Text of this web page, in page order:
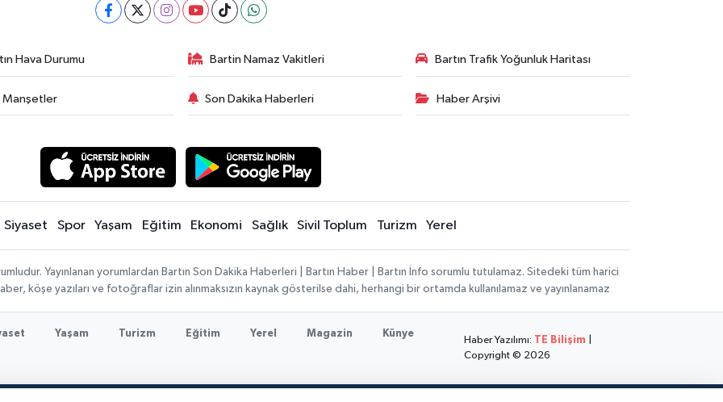
Hava Durumu Bartin Namaz Vakitleri Bartın Trafik Yoğunluk Haritası
Manşetler Son Dakika Haberleri Haber Arşivi
Siyaset Spor Yaşam Eğitim Ekonomi Sağlık Sivil Toplum Turizm Yerel
Yayınlanan yorumlardan Bartın Son Dakika Haberleri | Bartın Haber | Bartın İnfo sorumlu tutulamaz. Sitedeki tüm harici
köşe yazıları ve fotoğraflar izin alınmaksızın kaynak gösterilse dahi, herhangi bir ortamda kullanılamaz ve yayınlanamaz
Yaşam Turizm Eğitim Yerel Magazin
Künye
Haber Yazılımı: TE Bilişim
Copyright © 2026